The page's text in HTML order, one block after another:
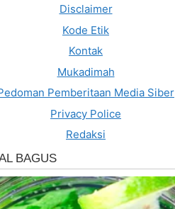
Disclaimer
Kode Etik
Kontak
Mukadimah
Pemberitaan Media Siber
Privacy Police
Redaksi